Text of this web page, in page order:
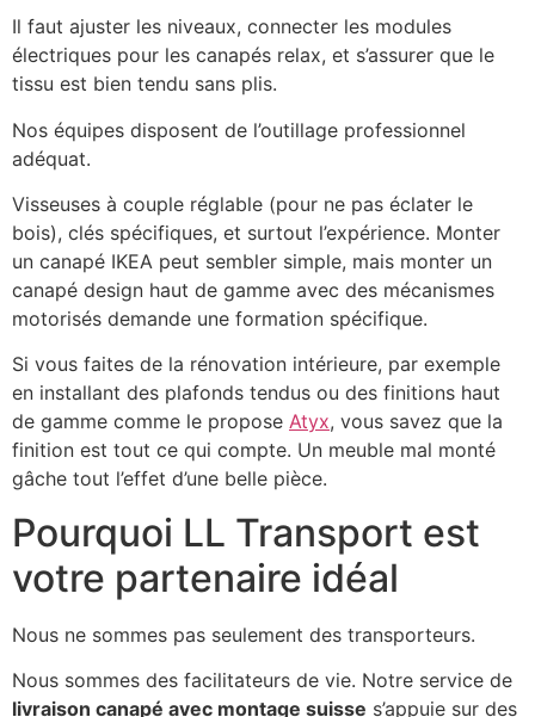
Il faut ajuster les niveaux, connecter les modules
électriques pour les canapés relax, et s’assurer que le
tissu est bien tendu sans plis.
Nos équipes disposent de l’outillage professionnel
adéquat.
Visseuses à couple réglable (pour ne pas éclater le
bois), clés spécifiques, et surtout l’expérience. Monter
un canapé IKEA peut sembler simple, mais monter un
canapé design haut de gamme avec des mécanismes
motorisés demande une formation spécifique.
Si vous faites de la rénovation intérieure, par exemple
en installant des plafonds tendus ou des finitions haut
de gamme comme le propose Atyx, vous savez que la
finition est tout ce qui compte. Un meuble mal monté
gâche tout l’effet d’une belle pièce.
Pourquoi LL Transport est
votre partenaire idéal
Nous ne sommes pas seulement des transporteurs.
Nous sommes des facilitateurs de vie. Notre service de
livraison canapé avec montage suisse s’appuie sur des